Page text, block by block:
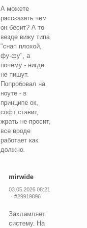
А можете
рассказать чем
он бесит? А то
везде вижу типа
"снап плохой,
фу-фу", а
почему - нигде
не пишут.
Попробовал на
ноуте - в
принципе ок,
софт ставит,
жрать не просит,
все вроде
работает как
должно.
mirwide
03.05.2026 08:21
#29919896
Захламляет
систему. На